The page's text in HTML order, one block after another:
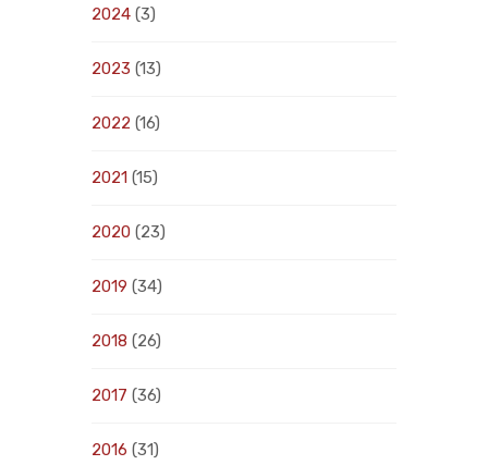
2024 (3)
2023 (13)
2022 (16)
2021 (15)
2020 (23)
2019 (34)
2018 (26)
2017 (36)
2016 (31)